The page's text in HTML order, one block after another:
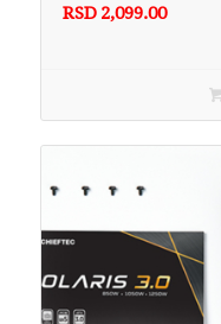
RSD 2,099.00